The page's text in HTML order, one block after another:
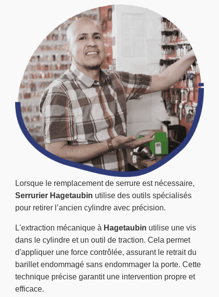
Lorsque le remplacement de serrure est nécessaire,
Serrurier Hagetaubin utilise des outils spécialisés
pour retirer l’ancien cylindre avec précision.
L'extraction mécanique à Hagetaubin utilise une vis
dans le cylindre et un outil de traction. Cela permet
d'appliquer une force contrôlée, assurant le retrait du
barillet endommagé sans endommager la porte. Cette
technique précise garantit une intervention propre et
efficace.